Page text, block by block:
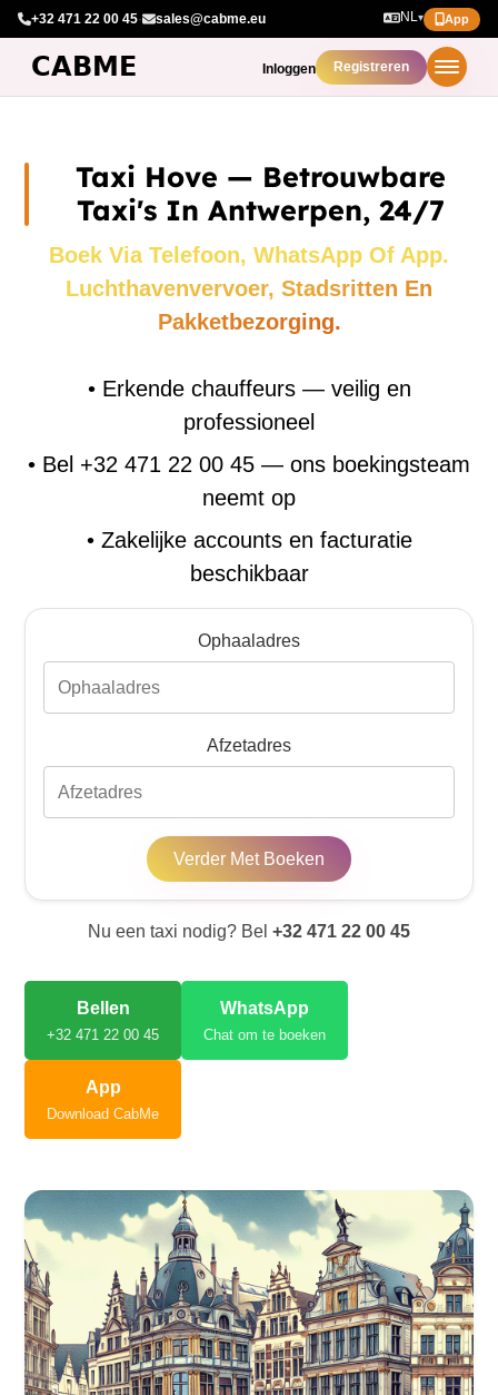
+32 471 22 00 45· sales@cabme.eu NL▾ App
Inloggen Registreren
Taxi Hove — Betrouwbare
Taxi's In Antwerpen, 24/7
Boek Via Telefoon, WhatsApp Of App.
Luchthavenvervoer, Stadsritten En
Pakketbezorging.
• Erkende chauffeurs — veilig en
professioneel
• Bel +32 471 22 00 45 — ons boekingsteam
neemt op
• Zakelijke accounts en facturatie
beschikbaar
Ophaaladres
Afzetadres
Verder Met Boeken
Nu een taxi nodig? Bel +32 471 22 00 45
Bellen
+32 471 22 00 45
WhatsApp
Chat om te boeken
App
Download CabMe